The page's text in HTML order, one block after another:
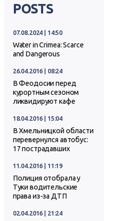
POSTS
07.08.2024 | 14:50
Water in Crimea: Scarce
and Dangerous
26.04.2016 | 08:24
В Феодосии перед
курортным сезоном
ликвидируют кафе
18.04.2016 | 15:04
В Хмельницкой области
перевернулся автобус:
17 пострадавших
11.04.2016 | 11:19
Полиция отобрала у
Туки водительские
права из-за ДТП
02.04.2016 | 21:24